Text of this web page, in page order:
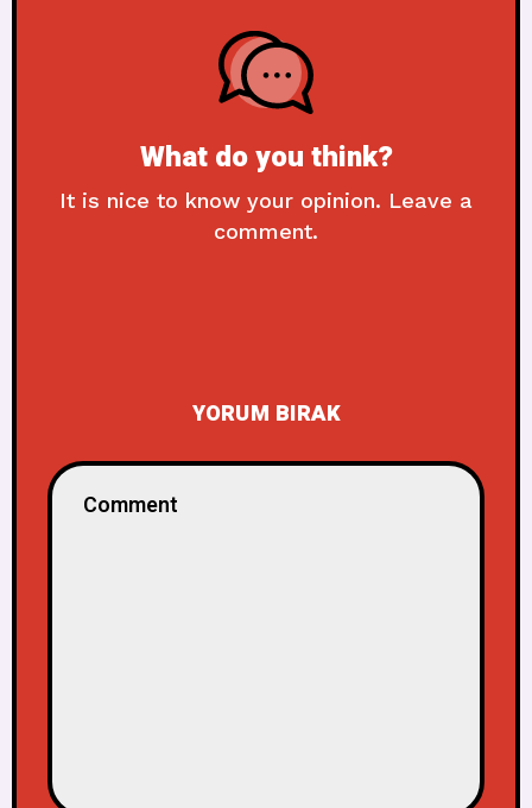
What do you think?
It is nice to know your opinion. Leave a
comment.
YORUM BIRAK